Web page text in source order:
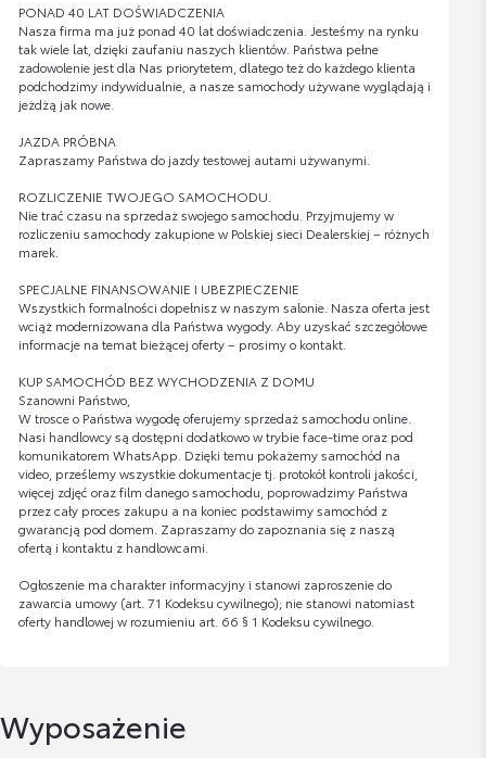
PONAD 40 LAT DOŚWIADCZENIA
Nasza firma ma już ponad 40 lat doświadczenia. Jesteśmy na rynku
tak wiele lat, dzięki zaufaniu naszych klientów. Państwa pełne
zadowolenie jest dla Nas priorytetem, dlatego też do każdego klienta
podchodzimy indywidualnie, a nasze samochody używane wyglądają i
jeżdżą jak nowe.
JAZDA PRÓBNA
Zapraszamy Państwa do jazdy testowej autami używanymi.
ROZLICZENIE TWOJEGO SAMOCHODU.
Nie trać czasu na sprzedaż swojego samochodu. Przyjmujemy w
rozliczeniu samochody zakupione w Polskiej sieci Dealerskiej – różnych
marek.
SPECJALNE FINANSOWANIE I UBEZPIECZENIE
Wszystkich formalności dopełnisz w naszym salonie. Nasza oferta jest
wciąż modernizowana dla Państwa wygody. Aby uzyskać szczegółowe
informacje na temat bieżącej oferty – prosimy o kontakt.
KUP SAMOCHÓD BEZ WYCHODZENIA Z DOMU
Szanowni Państwo,
W trosce o Państwa wygodę oferujemy sprzedaż samochodu online.
Nasi handlowcy są dostępni dodatkowo w trybie face-time oraz pod
komunikatorem WhatsApp. Dzięki temu pokażemy samochód na
video, prześlemy wszystkie dokumentacje tj. protokół kontroli jakości,
więcej zdjęć oraz film danego samochodu, poprowadzimy Państwa
przez cały proces zakupu a na koniec podstawimy samochód z
gwarancją pod domem. Zapraszamy do zapoznania się z naszą
ofertą i kontaktu z handlowcami.
Ogłoszenie ma charakter informacyjny i stanowi zaproszenie do
zawarcia umowy (art. 71 Kodeksu cywilnego); nie stanowi natomiast
oferty handlowej w rozumieniu art. 66 § 1 Kodeksu cywilnego.
Wyposażenie